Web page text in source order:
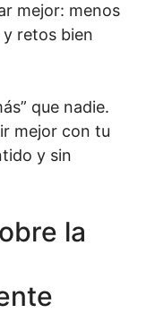
mejor: menos
retos bien
que nadie.
mejor con tu
y sin
la